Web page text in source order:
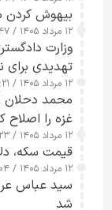
بیهوش کردن
۱۲ مرداد ۱۴۰۵ / ۱۸:۴۷
تهدیدی
۱۲ مرداد ۱۴۰۵ / ۱۷:۲۱
محمد دحلان
غزه را اصلاح
۱۲ مرداد ۱۴۰۵ / ۱۵:۲۳
قیمت سکه، دلار و طلا
۱۲ مرداد ۱۴۰۵ / ۱۵:۰۴
سید عباس
شد